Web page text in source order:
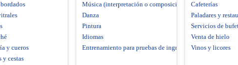
y cueros
y cestas
Música (interpretación o composición)
Danza
Pintura
Idiomas
Entrenamiento para pruebas de ingreso
Cafeterías
Paladares y
Servicios de
Venta de hielo
Vinos y licores